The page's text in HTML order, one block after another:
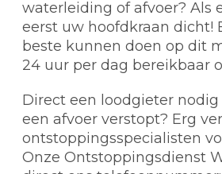
waterleiding of afvoer? Als
eerst uw hoofdkraan dicht!
beste kunnen doen op dit
24 uur per dag bereikbaar
Direct een loodgieter
een afvoer verstopt? Erg
ontstoppingsspecialisten
Onze Ontstoppingsdienst